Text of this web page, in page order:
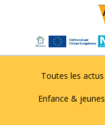
Toutes les actus
Enfance &